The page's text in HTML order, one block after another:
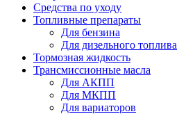
Средства по уходу
Топливные препараты
Для бензина
Для дизельного топлива
Тормозная жидкость
Трансмиссионные масла
Для АКПП
Для МКПП
Для вариаторов